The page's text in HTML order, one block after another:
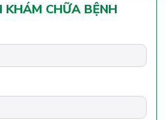
CHỮA BỆNH